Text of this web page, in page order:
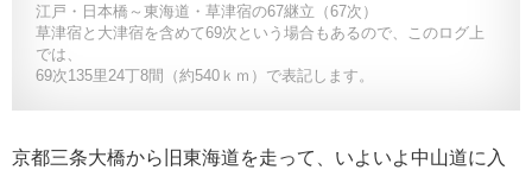
江戸・日本橋～東海道・草津宿の67継立（67次）
草津宿と大津宿を含めて69次という場合もあるので、このログ上
では、
69次135里24丁8間（約540ｋｍ）で表記します。
京都三条大橋から旧東海道を走って、いよいよ中山道に入